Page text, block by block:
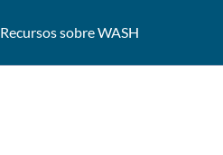
Recursos sobre WASH